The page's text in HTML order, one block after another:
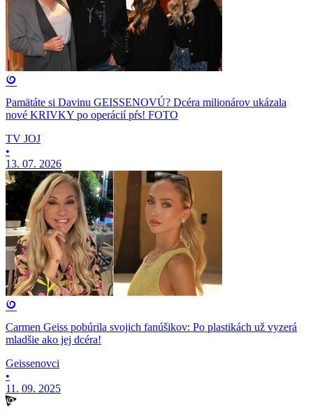
Pamätáte si Davinu GEISSENOVÚ? Dcéra milionárov ukázala
nové KRIVKY po operácií pŕs! FOTO
TV JOJ
•
13. 07. 2026
Carmen Geiss pobúrila svojich fanúšikov: Po plastikách už vyzerá
mladšie ako jej dcéra!
Geissenovci
•
11. 09. 2025